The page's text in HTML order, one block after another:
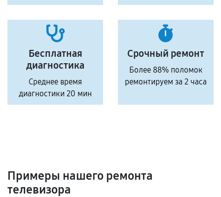
Бесплатная
диагностика
Среднее время
диагностики 20 мин
Срочный ремонт
Более 88% поломок
ремонтируем за 2 часа
Примеры нашего ремонта
телевизора